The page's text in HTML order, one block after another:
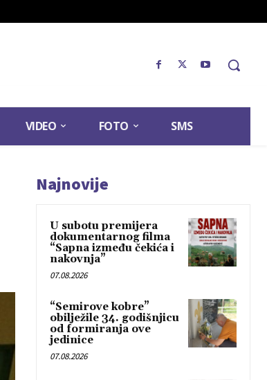
VIDEO FOTO SMS
Najnovije
U subotu premijera
dokumentarnog filma
“Sapna između čekića i
nakovnja”
07.08.2026
“Semirove kobre”
obilježile 34. godišnjicu
od formiranja ove
jedinice
07.08.2026